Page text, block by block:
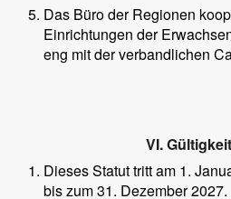
Das Büro der Regionen
Einrichtungen der
eng mit der verbandlichen
VI. Gültigkeit
Dieses Statut tritt am 1.
bis zum 31. Dezember 2027.